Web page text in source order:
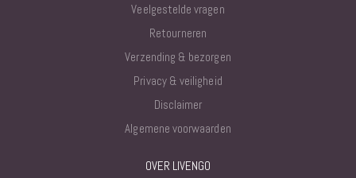
Veelgestelde vragen
Retourneren
Verzending & bezorgen
Privacy & veiligheid
Disclaimer
Algemene voorwaarden
OVER LIVENGO